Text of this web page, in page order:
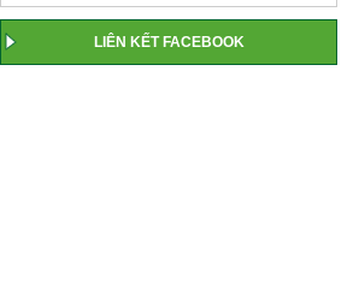
LIÊN KẾT FACEBOOK